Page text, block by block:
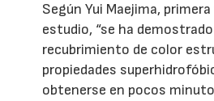
Según Yui Maejima,
estudio, “se ha
recubrimiento de color
propiedades
obtenerse en pocos